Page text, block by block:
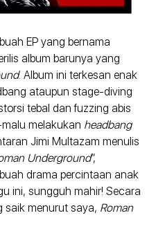
EP yang bernama
album barunya yang
. Album ini terkesan enak
ataupun stage-diving
tebal dan fuzzing abis
melakukan headbang
Jimi Multazam menulis
Underground”,
drama percintaan anak
ini, sungguh mahir! Secara
saik menurut saya, Roman